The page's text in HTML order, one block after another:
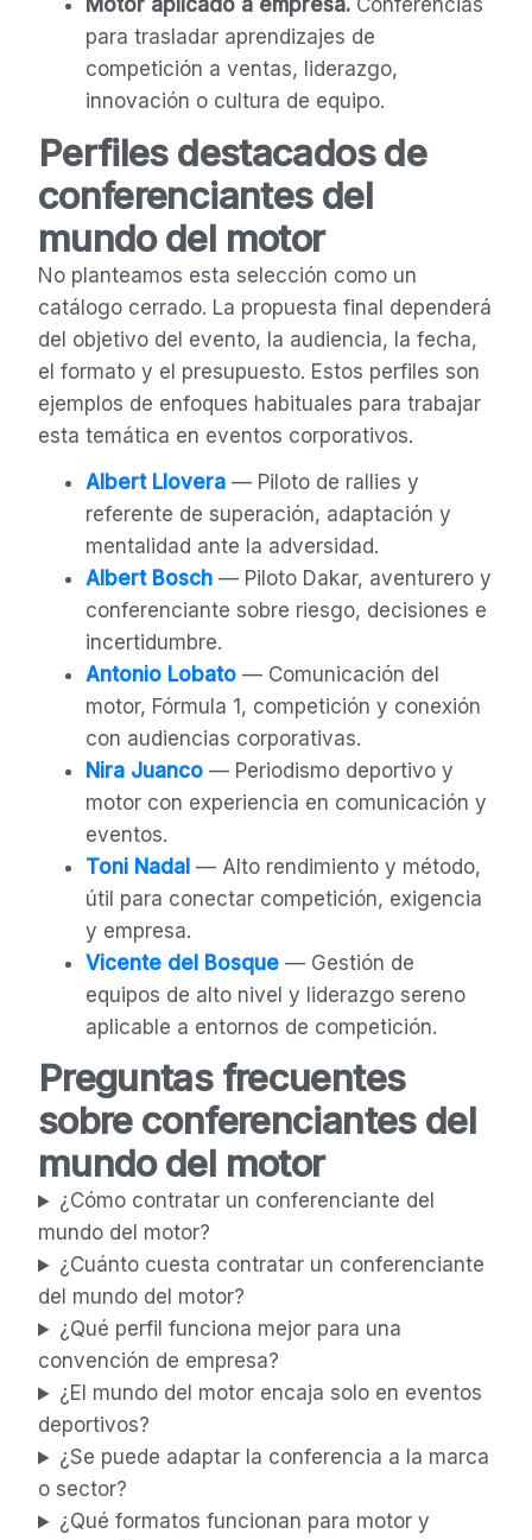
para trasladar aprendizajes de
competición a ventas, liderazgo,
innovación o cultura de equipo.
Perfiles destacados de
conferenciantes del
mundo del motor
No planteamos esta selección como un
catálogo cerrado. La propuesta final dependerá
del objetivo del evento, la audiencia, la fecha,
el formato y el presupuesto. Estos perfiles son
ejemplos de enfoques habituales para trabajar
esta temática en eventos corporativos.
Albert Llovera— Piloto de rallies y
referente de superación, adaptación y
mentalidad ante la adversidad.
Albert Bosch— Piloto Dakar, aventurero y
conferenciante sobre riesgo, decisiones e
incertidumbre.
Antonio Lobato— Comunicación del
motor, Fórmula 1, competición y conexión
con audiencias corporativas.
Nira Juanco— Periodismo deportivo y
motor con experiencia en comunicación y
eventos.
Toni Nadal— Alto rendimiento y método,
útil para conectar competición, exigencia
y empresa.
Vicente del Bosque— Gestión de
equipos de alto nivel y liderazgo sereno
aplicable a entornos de competición.
Preguntas frecuentes
sobre conferenciantes del
mundo del motor
¿Cómo contratar un conferenciante del
mundo del motor?
¿Cuánto cuesta contratar un conferenciante
del mundo del motor?
¿Qué perfil funciona mejor para una
convención de empresa?
¿El mundo del motor encaja solo en eventos
deportivos?
¿Se puede adaptar la conferencia a la marca
o sector?
¿Qué formatos funcionan para motor y